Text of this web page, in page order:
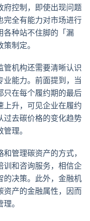
府控制，即使出现问题
完全有能力对市场进行
各种站不住脚的「漏
制定。
管机构还需要清晰认识
能力。前面提到，当
只在每个履约期的最后
上升，可见企业在履约
过去碳价格的变化趋势
理。
管理碳资产的方式，
训和咨询服务，相信企
的决策。此外，金融机
资产的金融属性，因而
。